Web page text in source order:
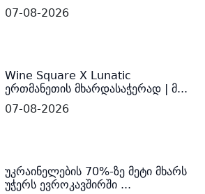
07-08-2026
Wine Square X Lunatic
ერთმანეთის მხარდასაჭერად | მ...
07-08-2026
უკრაინელების 70%-ზე მეტი მხარს
უჭერს ევროკავშირში ...